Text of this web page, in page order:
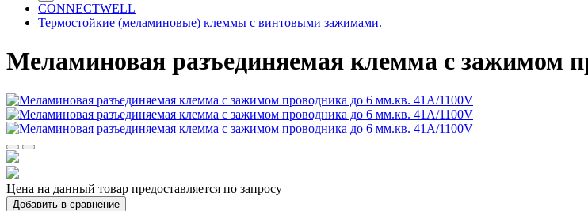
CONNECTWELL
Термостойкие (меламиновые) клеммы с винтовыми зажимами.
Меламиновая разъединяемая клемма с зажимом
Цена на данный товар предоставляется по запросу
Добавить в сравнение